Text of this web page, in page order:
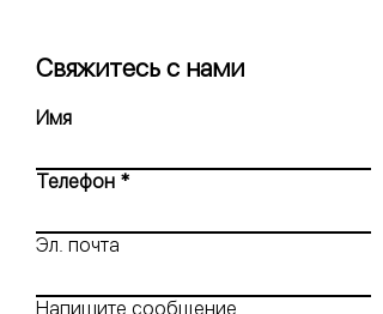
Свяжитесь с нами
Имя
Телефон
Эл. почта
Напишите сообщение